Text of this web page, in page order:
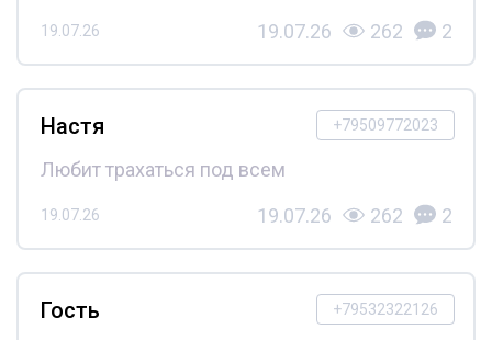
19.07.26 19.07.26 262 2
+79509772023
Настя
Любит трахаться под всем
19.07.26 19.07.26 262 2
+79532322126
Гость